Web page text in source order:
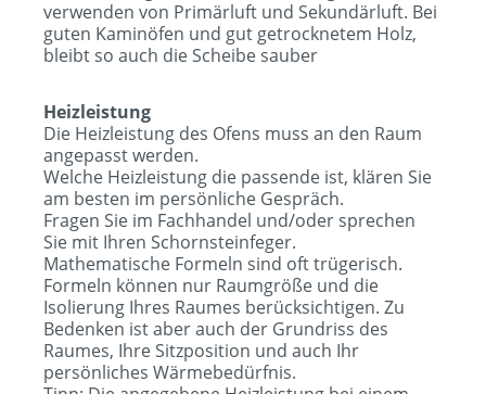
verwenden von Primärluft und Sekundärluft. Bei
guten Kaminöfen und gut getrocknetem Holz,
bleibt so auch die Scheibe sauber
Heizleistung
Die Heizleistung des Ofens muss an den Raum
angepasst werden.
Welche Heizleistung die passende ist, klären Sie
am besten im persönliche Gespräch.
Fragen Sie im Fachhandel und/oder sprechen
Sie mit Ihren Schornsteinfeger.
Mathematische Formeln sind oft trügerisch.
Formeln können nur Raumgröße und die
Isolierung Ihres Raumes berücksichtigen. Zu
Bedenken ist aber auch der Grundriss des
Raumes, Ihre Sitzposition und auch Ihr
persönliches Wärmebedürfnis.